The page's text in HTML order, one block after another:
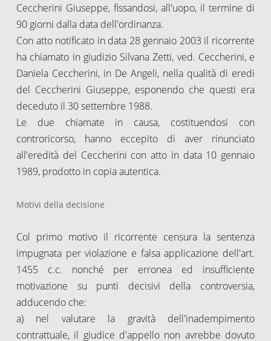
Ceccherini Giuseppe, fissandosi, all'uopo, il termine di
90 giorni dalla data dell'ordinanza.
Con atto notificato in data 28 gennaio 2003 il ricorrente
ha chiamato in giudizio Silvana Zetti, ved. Ceccherini, e
Daniela Ceccherini, in De Angeli, nella qualità di eredi
del Ceccherini Giuseppe, esponendo che questi era
deceduto il 30 settembre 1988.
Le due chiamate in causa, costituendosi con
controricorso, hanno eccepito di aver rinunciato
all'eredità del Ceccherini con atto in data 10 gennaio
1989, prodotto in copia autentica.
Motivi della decisione
Col primo motivo il ricorrente censura la sentenza
impugnata per violazione e falsa applicazione dell'art.
1455 c.c. nonché per erronea ed insufficiente
motivazione su punti decisivi della controversia,
adducendo che:
a) nel valutare la gravità dell'inadempimento
contrattuale, il giudice d'appello non avrebbe dovuto